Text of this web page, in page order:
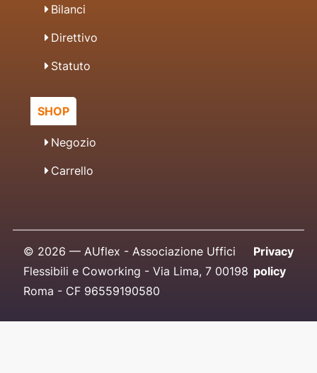
Bilanci
Direttivo
Statuto
SHOP
Negozio
Carrello
© 2026 — AUflex - Associazione Uffici
Flessibili e Coworking - Via Lima, 7 00198
Roma - CF 96559190580
Privacy
policy